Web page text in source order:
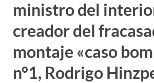
ministro del
creador del
montaje «caso
n°1, Rodrigo